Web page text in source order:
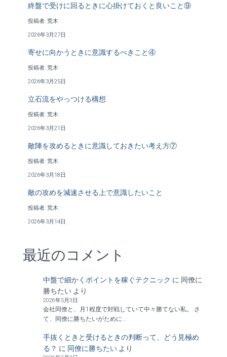
終盤で受けに回るときに心掛けておくと良いこと⑨
投稿者: 荒木
2026年3月27日
寄せに向かうときに意識するべきこと④
投稿者: 荒木
2026年3月25日
立石流をやっつける構想
投稿者: 荒木
2026年3月21日
敵陣を攻めるときに意識しておきたい考え方⑦
投稿者: 荒木
2026年3月18日
敵の攻めを減速させる上で意識したいこと
投稿者: 荒木
2026年3月14日
最近のコメント
中盤で細かくポイントを稼ぐテクニック に 同僚に
勝ちたい より
2026年5月3日
会社同僚と、月1程度で対戦していて中々勝てない私。 さ
て、同僚に勝ちたいがために…
手抜くときと受けるときの判断って、どう見極め
る？ に 同僚に勝ちたい より